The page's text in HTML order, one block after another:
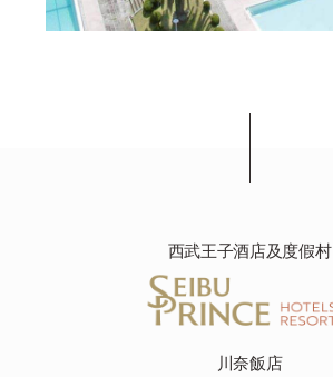
西武王子酒店及度假村
川奈飯店